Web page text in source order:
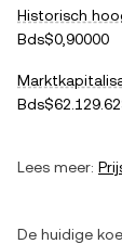
Historisch
Bds$0,90000
Lees meer:
De huidige